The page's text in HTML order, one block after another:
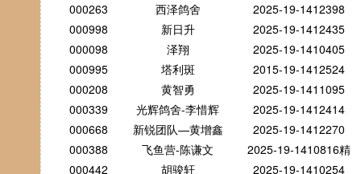
000263
西泽鸽舍
2025-19-1412398
000998
新日升
2025-19-1412435
000098
泽翔
2025-19-1410405
000995
塔利斑
2015-19-1412524
000208
黄智勇
2025-19-1411095
000339
光辉鸽舍-李惜辉
2025-19-1412414
000668
新锐团队—黄增鑫
2025-19-1412270
000388
飞鱼营-陈谦文
2025-19-1410816精
000442
胡骏轩
2025-19-1410254